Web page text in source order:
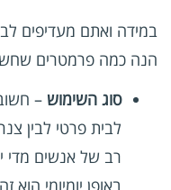
במידה ואתם מעדיפים
הנה כמה פרמטרים
סוג השימוש –
לבית פרטי לבין
רב של אנשים מדי
באופן יומיומי